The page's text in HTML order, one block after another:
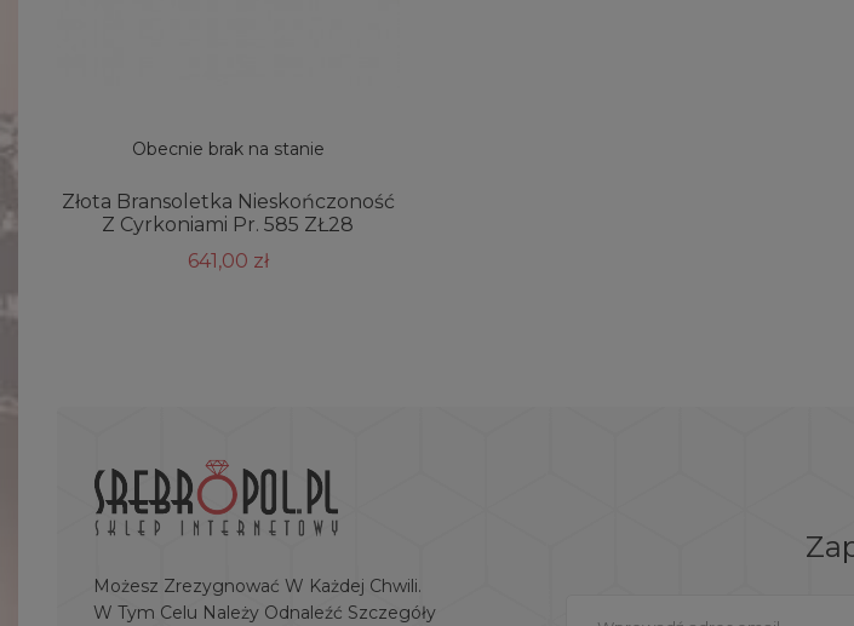
Obecnie brak na stanie
Złota Bransoletka Nieskończoność
Z Cyrkoniami Pr. 585 ZŁ28
641,00 zł
Możesz Zrezygnować W Każdej Chwili.
W Tym Celu Należy Odnaleźć Szczegóły